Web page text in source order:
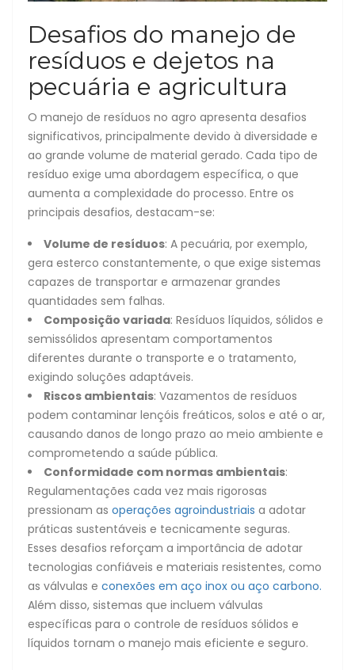
Desafios do manejo de
resíduos e dejetos na
pecuária e agricultura
O manejo de resíduos no agro apresenta desafios
significativos, principalmente devido à diversidade e
ao grande volume de material gerado. Cada tipo de
resíduo exige uma abordagem específica, o que
aumenta a complexidade do processo. Entre os
principais desafios, destacam-se:
Volume de resíduos: A pecuária, por exemplo,
gera esterco constantemente, o que exige sistemas
capazes de transportar e armazenar grandes
quantidades sem falhas.
Composição variada: Resíduos líquidos, sólidos e
semissólidos apresentam comportamentos
diferentes durante o transporte e o tratamento,
exigindo soluções adaptáveis.
Riscos ambientais: Vazamentos de resíduos
podem contaminar lençóis freáticos, solos e até o ar,
causando danos de longo prazo ao meio ambiente e
comprometendo a saúde pública.
Conformidade com normas ambientais:
Regulamentações cada vez mais rigorosas
pressionam as operações agroindustriais a adotar
práticas sustentáveis e tecnicamente seguras.
Esses desafios reforçam a importância de adotar
tecnologias confiáveis e materiais resistentes, como
as válvulas e conexões em aço inox ou aço carbono.
Além disso, sistemas que incluem válvulas
específicas para o controle de resíduos sólidos e
líquidos tornam o manejo mais eficiente e seguro.